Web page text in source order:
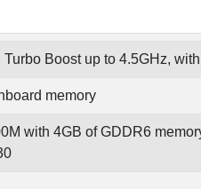
Turbo Boost up to 4.5GHz,
memory
with 4GB of GDDR6